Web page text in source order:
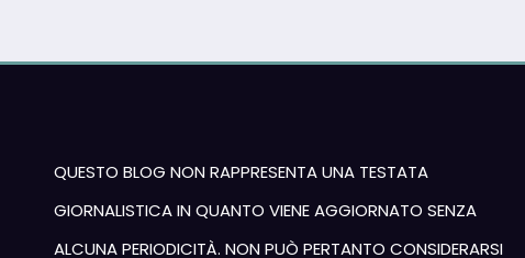
QUESTO BLOG NON RAPPRESENTA UNA TESTATA
GIORNALISTICA IN QUANTO VIENE AGGIORNATO SENZA
ALCUNA PERIODICITÀ. NON PUÒ PERTANTO CONSIDERARSI